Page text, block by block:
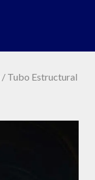
/ Tubo Estructural